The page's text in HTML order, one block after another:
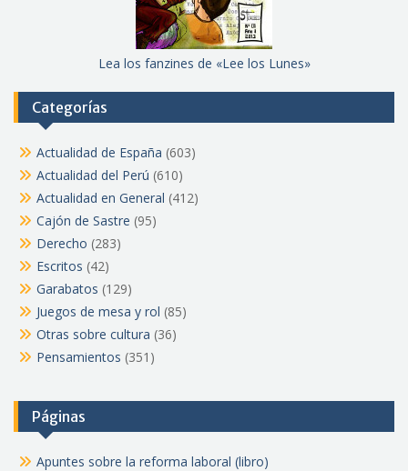
Lea los fanzines de «Lee los Lunes»
Categorías
Actualidad de España (603)
Actualidad del Perú (610)
Actualidad en General (412)
Cajón de Sastre (95)
Derecho (283)
Escritos (42)
Garabatos (129)
Juegos de mesa y rol (85)
Otras sobre cultura (36)
Pensamientos (351)
Páginas
Apuntes sobre la reforma laboral (libro)